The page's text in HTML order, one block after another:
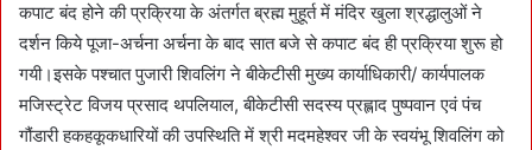
कपाट बंद होने की प्रक्रिया के अंतर्गत ब्रह्म मुहूर्त में मंदिर खुला श्रद्धालुओं ने
दर्शन किये पूजा-अर्चना अर्चना के बाद सात बजे से कपाट बंद ही प्रक्रिया शुरू हो
गयी।इसके पश्चात पुजारी शिवलिंग ने बीकेटीसी मुख्य कार्याधिकारी/ कार्यपालक
मजिस्ट्रेट विजय प्रसाद थपलियाल, बीकेटीसी सदस्य प्रह्लाद पुष्पवान एवं पंच
गौंडारी हकहकूकधारियों की उपस्थिति में श्री मदमहेश्वर जी के स्वयंभू शिवलिंग को